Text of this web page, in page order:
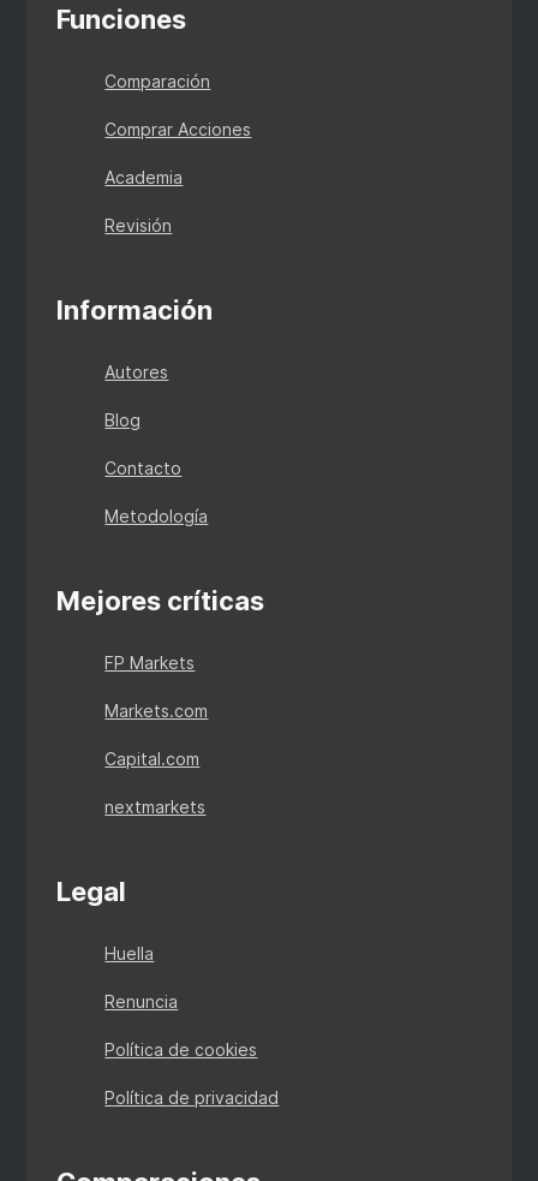
Funciones
Comparación
Comprar Acciones
Academia
Revisión
Información
Autores
Blog
Contacto
Metodología
Mejores críticas
FP Markets
Markets.com
Capital.com
nextmarkets
Legal
Huella
Renuncia
Política de cookies
Política de privacidad